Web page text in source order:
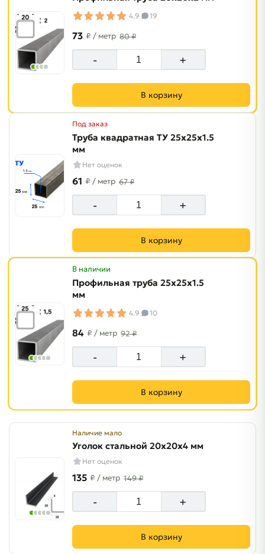
4.9 19
73 ₽ / метр 80 ₽
- +
В корзину
Под заказ
Труба квадратная ТУ 25х25х1.5
мм
Нет оценок
61 ₽ / метр 67 ₽
- +
В корзину
В наличии
Профильная труба 25х25х1.5
мм
4.9 10
84 ₽ / метр 92 ₽
- +
В корзину
Наличие мало
Уголок стальной 20х20х4 мм
Нет оценок
135 ₽ / метр 149 ₽
- +
В корзину